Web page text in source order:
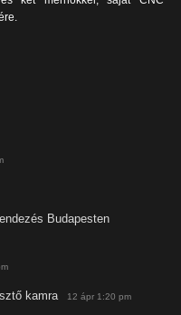
Budapesten
kamra 12 ápr 1:20 pm